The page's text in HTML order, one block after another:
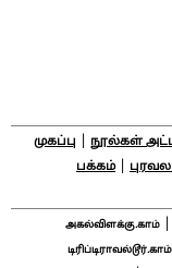
முகப்பு நூல்கள்
பக்கம்|
அகல்விளக்கு.காம்
டிரிப்டிராவல்டூர்.காம்